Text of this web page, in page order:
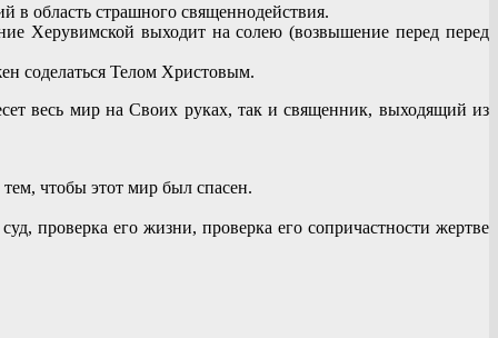
область страшного священнодействия.
Херувимской выходит на солею (возвышение перед перед
соделаться Телом Христовым.
весь мир на Своих руках, так и священник, выходящий из
тем, чтобы этот мир был спасен.
проверка его жизни, проверка его сопричастности жертве